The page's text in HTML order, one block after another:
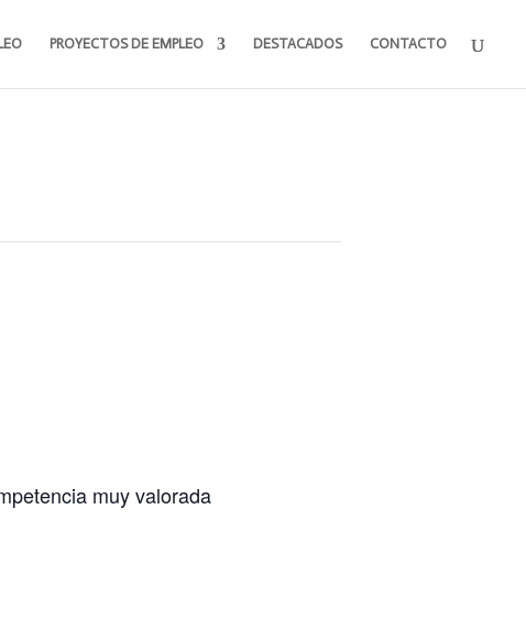
PROYECTOS DE EMPLEO DESTACADOS CONTACTO
muy valorada